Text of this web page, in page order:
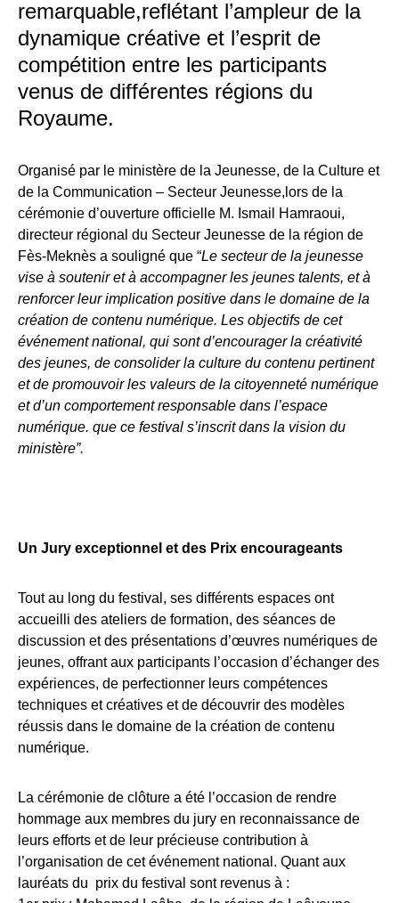
remarquable,reflétant l’ampleur de la
dynamique créative et l’esprit de
compétition entre les participants
venus de différentes régions du
Royaume.
Organisé par le ministère de la Jeunesse, de la Culture et
de la Communication – Secteur Jeunesse,lors de la
cérémonie d’ouverture officielle M. Ismail Hamraoui,
directeur régional du Secteur Jeunesse de la région de
Fès-Meknès a souligné que “Le secteur de la jeunesse
vise à soutenir et à accompagner les jeunes talents, et à
renforcer leur implication positive dans le domaine de la
création de contenu numérique. Les objectifs de cet
événement national, qui sont d’encourager la créativité
des jeunes, de consolider la culture du contenu pertinent
et de promouvoir les valeurs de la citoyenneté numérique
et d’un comportement responsable dans l’espace
numérique. que ce festival s’inscrit dans la vision du
ministère”.
Un Jury exceptionnel et des Prix encourageants
Tout au long du festival, ses différents espaces ont
accueilli des ateliers de formation, des séances de
discussion et des présentations d’œuvres numériques de
jeunes, offrant aux participants l’occasion d’échanger des
expériences, de perfectionner leurs compétences
techniques et créatives et de découvrir des modèles
réussis dans le domaine de la création de contenu
numérique.
La cérémonie de clôture a été l’occasion de rendre
hommage aux membres du jury en reconnaissance de
leurs efforts et de leur précieuse contribution à
l’organisation de cet événement national. Quant aux
lauréats du prix du festival sont revenus à :